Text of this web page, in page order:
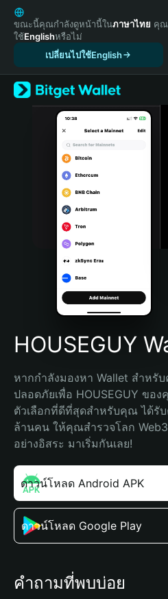
English
日本語
Tiếng Việt
Español (Latinoamérica)
Türkçe
Italiano
Português (Portugal)
Bahasa Indonesia
Português (Brasil)
Español (Argentina)
ขณะนี้คุณกำลังดูหน้านี้ในภาษาไทย คุณ
ใช้Englishหรือไม่
เปลี่ยนไปใช้English
HOUSEGUY
หากกำลังมองหา Wallet สำหรั
ปลอดภัยเพื่อ HOUSEGUY ขอ
ตัวเลือกที่ดีที่สุดสำหรับคุณ ได้รับ
ล้านคน ให้คุณสำรวจโลก
อย่างอิสระ มาเริ่มกันเลย!
ดาวน์โหลด Android APK
ดาวน์โหลด Google Play
คำถามที่พบบ่อย